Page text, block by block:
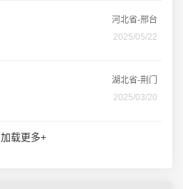
河北省-邢台
2025/05/22
湖北省-荆门
2025/03/20
加载更多+